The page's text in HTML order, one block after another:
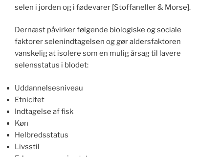
selen i jorden og i fødevarer [Stoffaneller & Morse].
Dernæst påvirker følgende biologiske og sociale
faktorer selenindtagelsen og gør aldersfaktoren
vanskelig at isolere som en mulig årsag til lavere
selensstatus i blodet:
Uddannelsesniveau
Etnicitet
Indtagelse af fisk
Køn
Helbredsstatus
Livsstil